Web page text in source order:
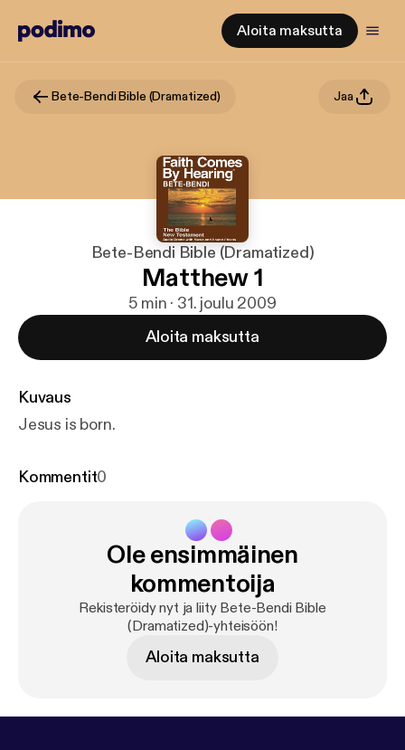
Aloita maksutta
Bete-Bendi Bible (Dramatized) Jaa
Bete-Bendi Bible (Dramatized)
Matthew 1
5 min · 31. joulu 2009
Aloita maksutta
Kuvaus
Jesus is born.
Kommentit0
Ole ensimmäinen
kommentoija
Rekisteröidy nyt ja liity Bete-Bendi Bible
(Dramatized)-yhteisöön!
Aloita maksutta